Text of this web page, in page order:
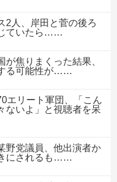
2人、岸田と菅の後ろ
ていたら……
焦りまくった結果、
る可能性が……
エリート軍団、「こん
ないよ」と視聴者を呆
野党議員、他出演者か
にされるも……